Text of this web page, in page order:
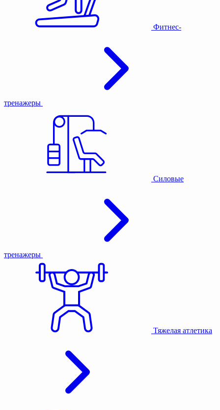
Фитнес-
тренажеры
Силовые
тренажеры
Тяжелая атлетика